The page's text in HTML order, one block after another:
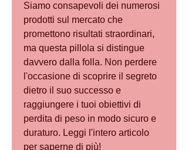
Siamo consapevoli dei numerosi
prodotti sul mercato che
promettono risultati straordinari,
ma questa pillola si distingue
davvero dalla folla. Non perdere
l'occasione di scoprire il segreto
dietro il suo successo e
raggiungere i tuoi obiettivi di
perdita di peso in modo sicuro e
duraturo. Leggi l'intero articolo
per saperne di più!